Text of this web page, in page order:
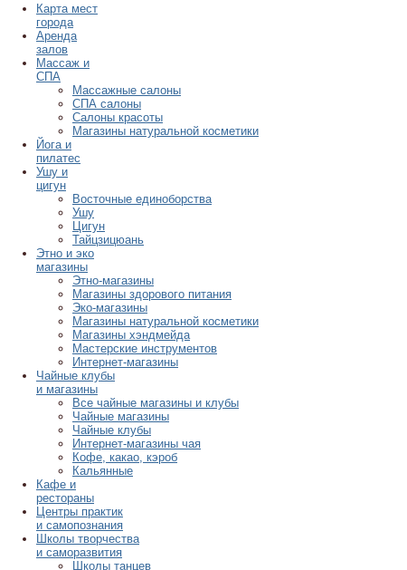
Карта мест
города
Аренда
залов
Массаж и
СПА
Массажные салоны
СПА салоны
Салоны красоты
Магазины натуральной косметики
Йога и
пилатес
Ушу и
цигун
Восточные единоборства
Ушу
Цигун
Тайцзицюань
Этно и эко
магазины
Этно-магазины
Магазины здорового питания
Эко-магазины
Магазины натуральной косметики
Магазины хэндмейда
Мастерские инструментов
Интернет-магазины
Чайные клубы
и магазины
Все чайные магазины и клубы
Чайные магазины
Чайные клубы
Интернет-магазины чая
Кофе, какао, кэроб
Кальянные
Кафе и
рестораны
Центры практик
и самопознания
Школы творчества
и саморазвития
Школы танцев